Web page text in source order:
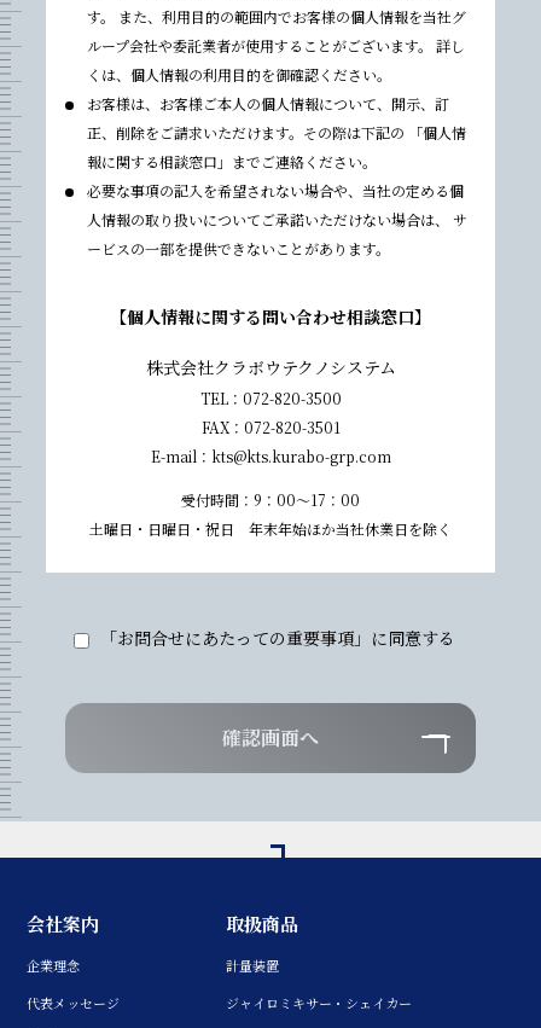
す。 また、利用目的の範囲内でお客様の個人情報を当社グ
ループ会社や委託業者が使用することがございます。 詳し
くは、個人情報の利用目的を御確認ください。
お客様は、お客様ご本人の個人情報について、開示、訂
正、削除をご請求いただけます。その際は下記の 「個人情
報に関する相談窓口」までご連絡ください。
必要な事項の記入を希望されない場合や、当社の定める個
人情報の取り扱いについてご承諾いただけない場合は、 サ
ービスの一部を提供できないことがあります。
【個人情報に関する問い合わせ相談窓口】
株式会社クラボウテクノシステム
TEL： 072-820-3500
FAX：072-820-3501
E-mail： kts@kts.kurabo-grp.com
受付時間：9：00～17：00
土曜日・日曜日・祝日
年末年始ほか当社休業日を除く
「お問合せにあたっての重要事項」に同意する
会社案内
企業理念
代表メッセージ
取扱商品
計量装置
ジャイロミキサー・シェイカー